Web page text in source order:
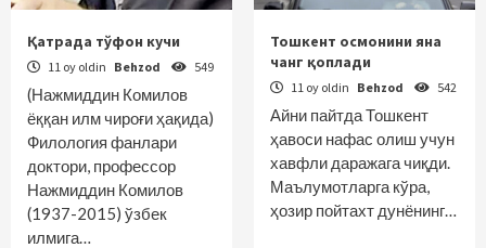
Қатрада тўфон кучи
11 oy oldin Behzod 549
(Нажмиддин Комилов
ёққан илм чироғи ҳақида)
Филология фанлари
доктори, профессор
Нажмиддин Комилов
(1937-2015) ўзбек
илмига…
Тошкент осмонини яна
чанг қоплади
11 oy oldin Behzod 542
Айни пайтда Тошкент
ҳавоси нафас олиш учун
хавфли даражага чиқди.
Маълумотларга кўра,
ҳозир пойтахт дунёнинг…